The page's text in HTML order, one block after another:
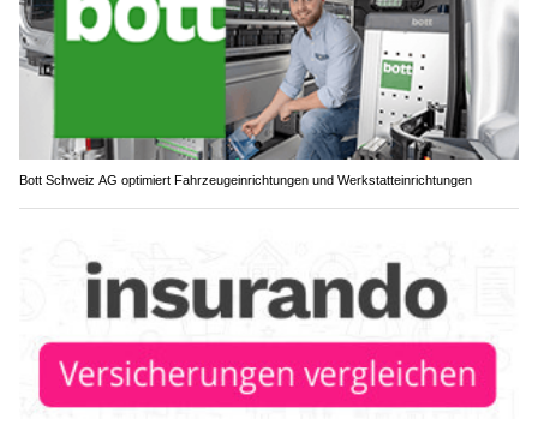
Bott Schweiz AG optimiert Fahrzeugeinrichtungen und Werkstatteinrichtungen